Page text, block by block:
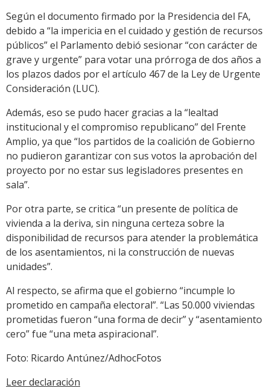
Según el documento firmado por la Presidencia del FA,
debido a “la impericia en el cuidado y gestión de recursos
públicos” el Parlamento debió sesionar “con carácter de
grave y urgente” para votar una prórroga de dos años a
los plazos dados por el artículo 467 de la Ley de Urgente
Consideración (LUC).
Además, eso se pudo hacer gracias a la “lealtad
institucional y el compromiso republicano” del Frente
Amplio, ya que “los partidos de la coalición de Gobierno
no pudieron garantizar con sus votos la aprobación del
proyecto por no estar sus legisladores presentes en
sala”.
Por otra parte, se critica “un presente de política de
vivienda a la deriva, sin ninguna certeza sobre la
disponibilidad de recursos para atender la problemática
de los asentamientos, ni la construcción de nuevas
unidades”.
Al respecto, se afirma que el gobierno “incumple lo
prometido en campaña electoral”. “Las 50.000 viviendas
prometidas fueron “una forma de decir” y “asentamiento
cero” fue “una meta aspiracional”.
Foto: Ricardo Antúnez/AdhocFotos
Leer declaración